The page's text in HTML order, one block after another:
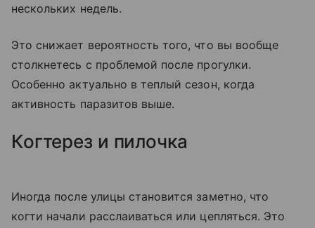
нескольких недель.
Это снижает вероятность того, что вы вообще
столкнетесь с проблемой после прогулки.
Особенно актуально в теплый сезон, когда
активность паразитов выше.
Когтерез и пилочка
Иногда после улицы становится заметно, что
когти начали расслаиваться или цепляться. Это